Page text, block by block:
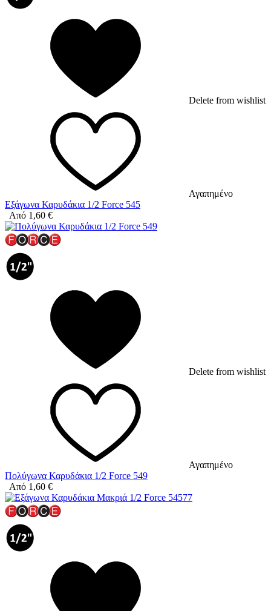
Delete from wishlist
Αγαπημένο
Εξάγωνα Καρυδάκια 1/2 Force 545
Από 1,60 €
Delete from wishlist
Αγαπημένο
Πολύγωνα Καρυδάκια 1/2 Force 549
Από 1,60 €